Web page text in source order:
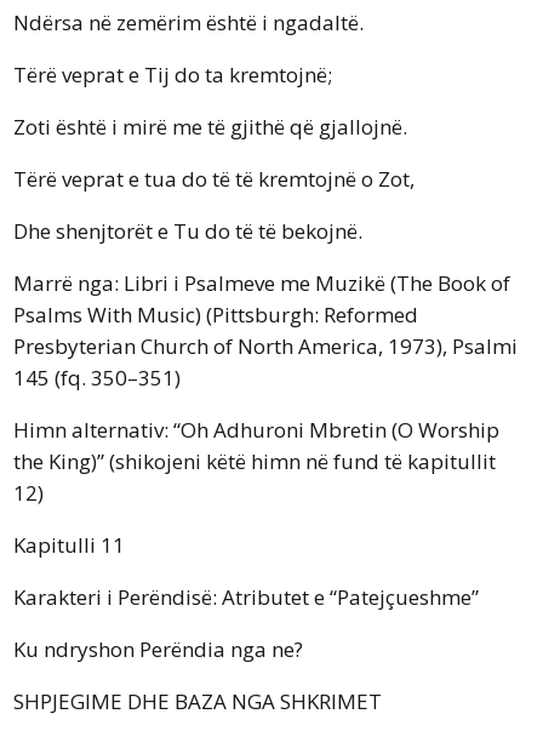
Ndërsa në zemërim është i ngadaltë.
Tërë veprat e Tij do ta kremtojnë;
Zoti është i mirë me të gjithë që gjallojnë.
Tërë veprat e tua do të të kremtojnë o Zot,
Dhe shenjtorët e Tu do të të bekojnë.
Marrë nga: Libri i Psalmeve me Muzikë (The Book of
Psalms With Music) (Pittsburgh: Reformed
Presbyterian Church of North America, 1973), Psalmi
145 (fq. 350–351)
Himn alternativ: “Oh Adhuroni Mbretin (O Worship
the King)” (shikojeni këtë himn në fund të kapitullit
12)
Kapitulli 11
Karakteri i Perëndisë: Atributet e “Patejçueshme”
Ku ndryshon Perëndia nga ne?
SHPJEGIME DHE BAZA NGA SHKRIMET